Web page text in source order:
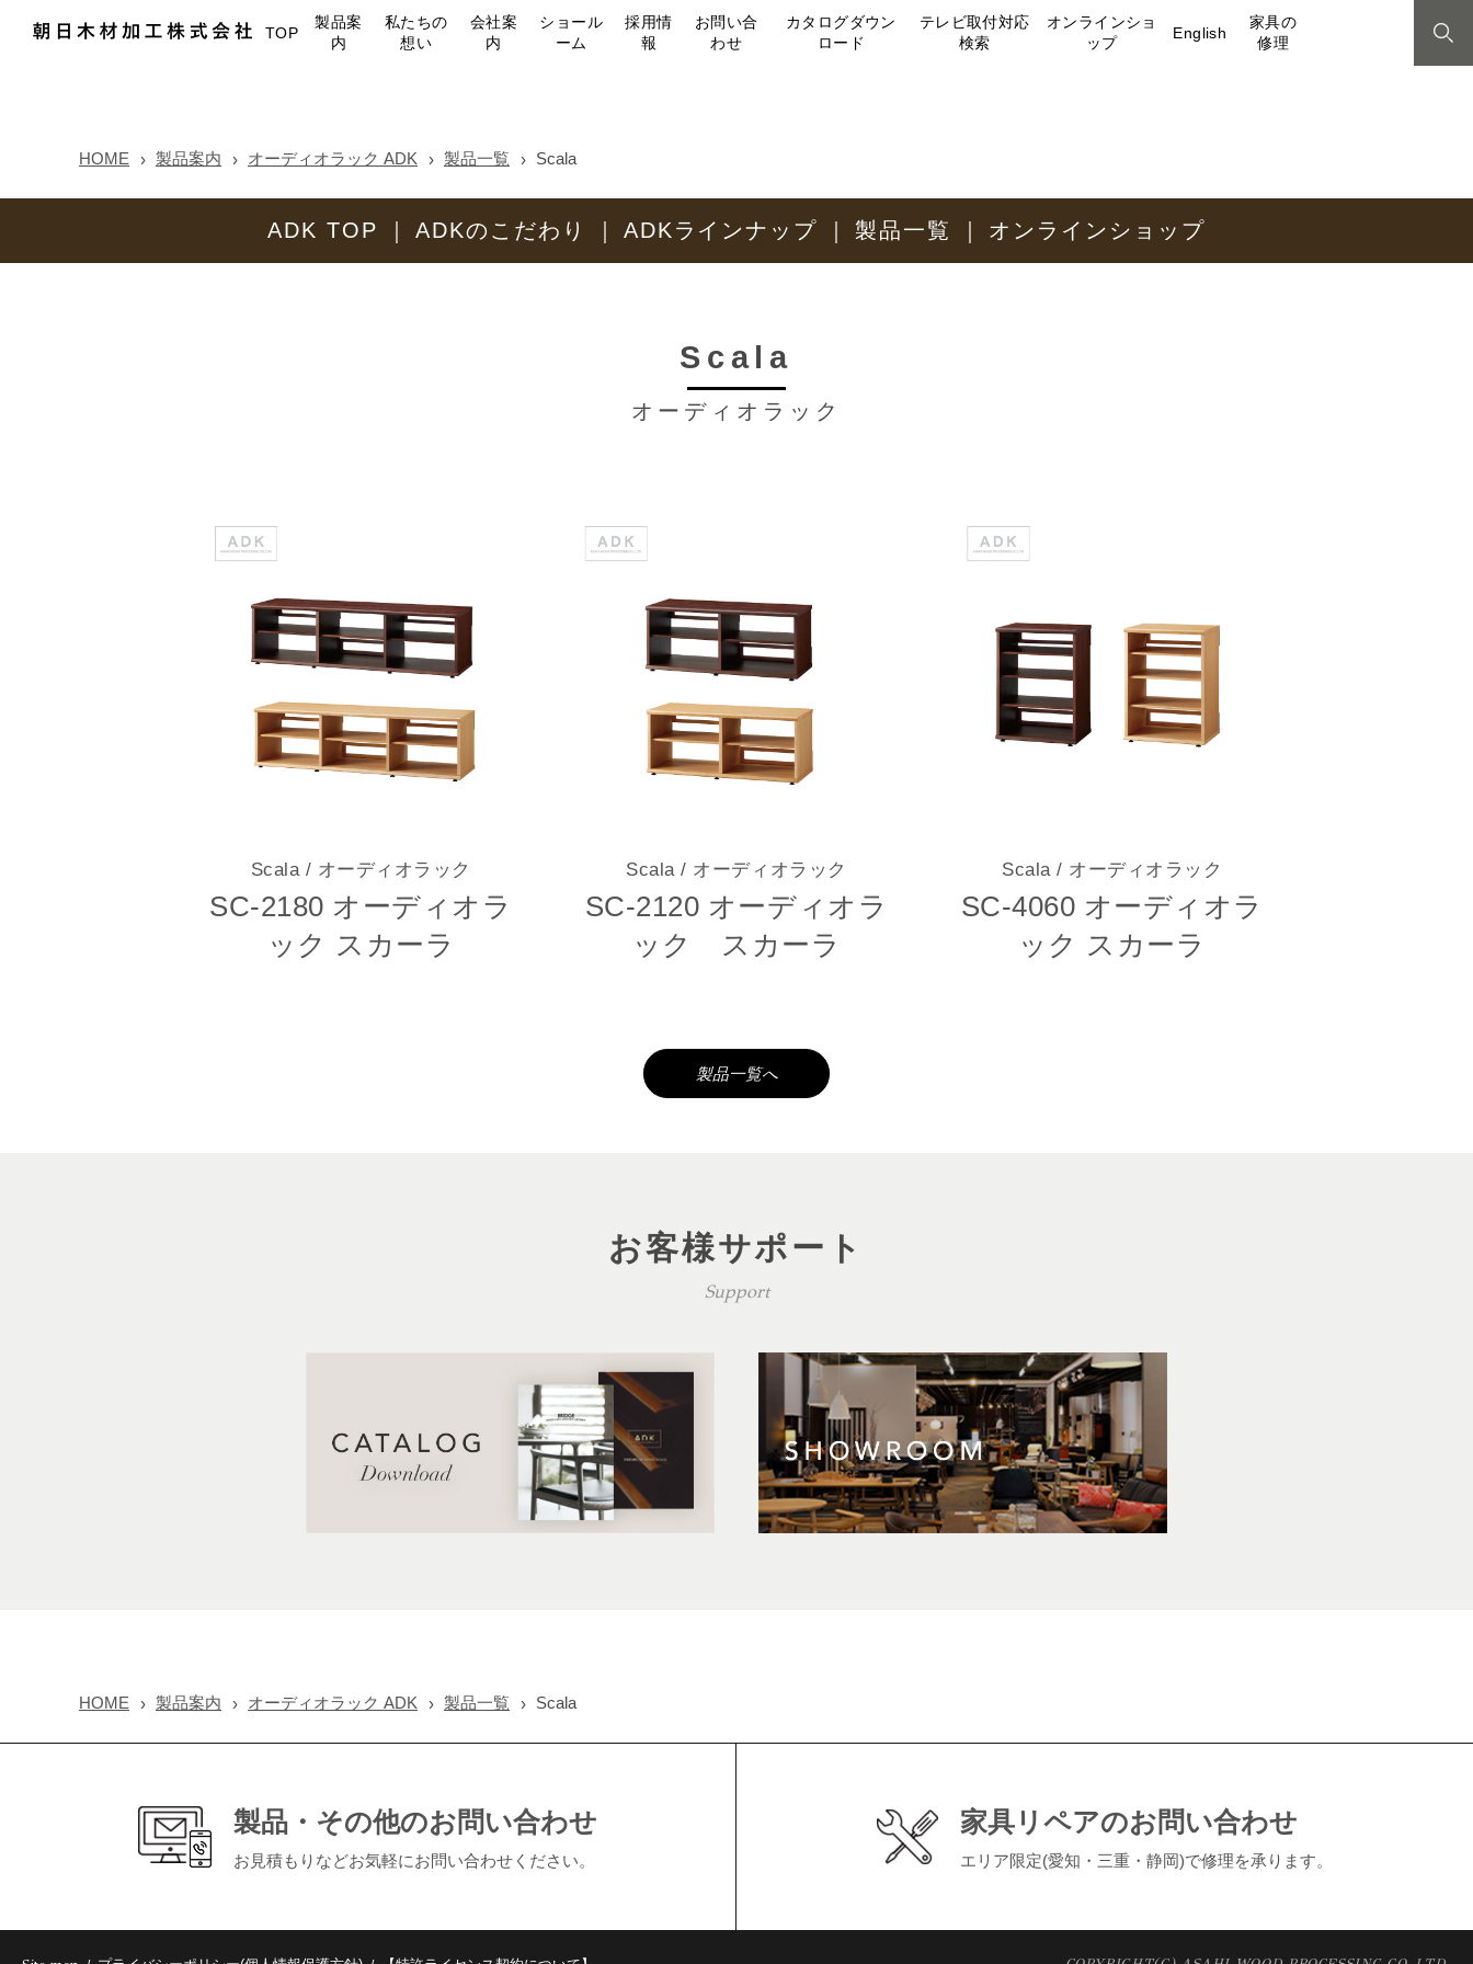
TOP
製品案
内
私たちの
想い
会社案
内
ショール
ーム
採用情
報
お問い合
わせ
カタログダウン
ロード
テレビ取付対応
検索
オンラインショ
ップ
English
家具の
修理
HOME 製品案内 オーディオラック ADK 製品一覧 Scala
ADK TOP ADKのこだわり ADKラインナップ 製品一覧 オンラインショップ
Scala
オーディオラック
Scala / オーディオラック
SC-2180 オーディオラ
ック スカーラ
Scala/ オーディオラック
SC-2120 オーディオラ
ック スカーラ
Scala/ オーディオラック
SC-4060 オーディオラ
ック スカーラ
製品一覧へ
お客様サポート
Support
HOME 製品案内 オーディオラック ADK 製品一覧 Scala
製品・その他のお問い合わせ
お見積もりなどお気軽にお問い合わせください。
家具リペアのお問い合わせ
エリア限定(愛知・三重・静岡)で修理を承ります。